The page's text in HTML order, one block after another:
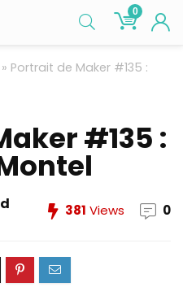
0
» Portrait de Maker #135 :
#135 :
381 Views 0